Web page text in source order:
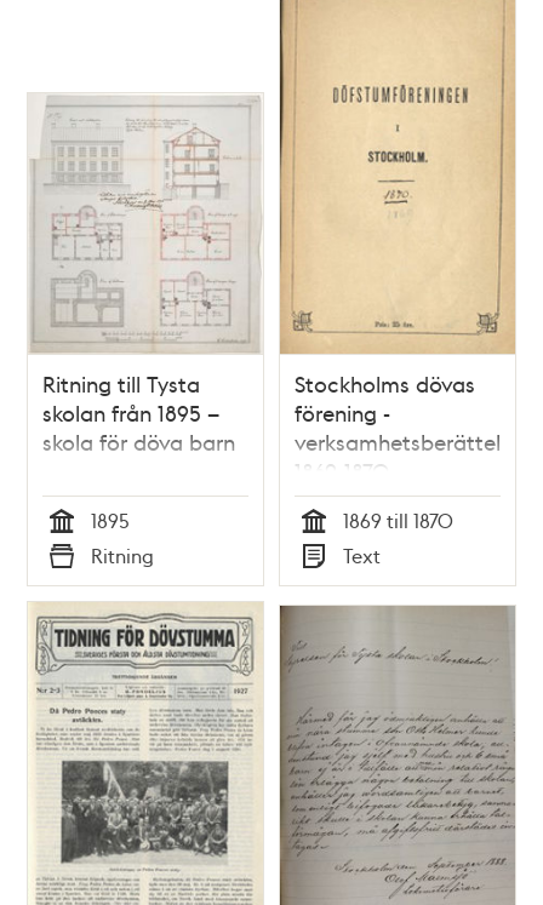
Ritning till Tysta
skolan från 1895 –
skola för döva barn
Tid
1895
Typ
Ritning
Stockholms dövas
förening -
verksamhetsberättelser
1869-1870
Tid
1869 till 1870
Typ
Text